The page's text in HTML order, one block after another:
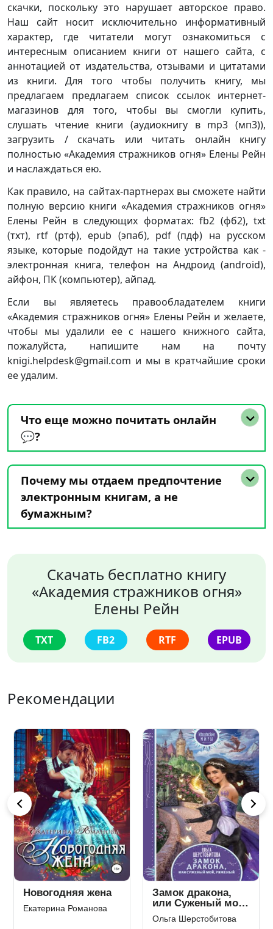
скачки, поскольку это нарушает авторское право.
Наш сайт носит исключительно информативный
характер, где читатели могут ознакомиться с
интересным описанием книги от нашего сайта, с
аннотацией от издательства, отзывами и цитатами
из книги. Для того чтобы получить книгу, мы
предлагаем предлагаем список ссылок интернет-
магазинов для того, чтобы вы смогли купить,
слушать чтение книги (аудиокнигу в mp3 (мп3)),
загрузить / скачать или читать онлайн книгу
полностью «Академия стражников огня» Елены Рейн
и наслаждаться ею.
Как правило, на сайтах-партнерах вы сможете найти
полную версию книги «Академия стражников огня»
Елены Рейн в следующих форматах: fb2 (фб2), txt
(тхт), rtf (ртф), epub (эпаб), pdf (пдф) на русском
языке, которые подойдут на такие устройства как -
электронная книга, телефон на Андроид (android),
айфон, ПК (компьютер), айпад.
Если вы являетесь правообладателем книги
«Академия стражников огня» Елены Рейн и желаете,
чтобы мы удалили ее с нашего книжного сайта,
пожалуйста, напишите нам на почту
knigi.helpdesk@gmail.com и мы в кратчайшие сроки
ее удалим.
Что еще можно почитать онлайн
💬?
Почему мы отдаем предпочтение
электронным книгам, а не
бумажным?
Скачать бесплатно книгу
«Академия стражников огня»
Елены Рейн
TXT FB2 RTF EPUB
Рекомендации
Дикая. Будешь
меня любить!
Скандальное
наследство
Лана Кроу